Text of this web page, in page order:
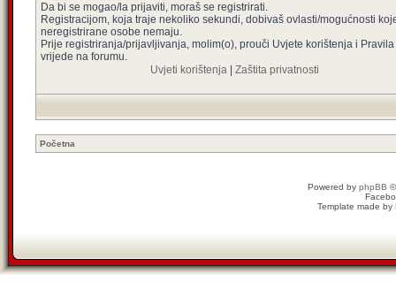
Da bi se mogao/la prijaviti, moraš se registrirati.
Registracijom, koja traje nekoliko sekundi, dobivaš ovlasti/mogućnosti
neregistrirane osobe nemaju.
Prije registriranja/prijavljivanja, molim(o), prouči Uvjete korištenja i
vrijede na forumu.
Uvjeti korištenja| Zaštita privatnosti
Početna
Powered by phpBB
Template made by